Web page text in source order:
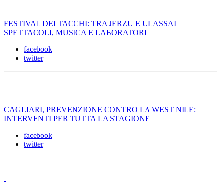
FESTIVAL DEI TACCHI: TRA JERZU E ULASSAI
SPETTACOLI, MUSICA E LABORATORI
facebook
twitter
CAGLIARI, PREVENZIONE CONTRO LA WEST NILE:
INTERVENTI PER TUTTA LA STAGIONE
facebook
twitter